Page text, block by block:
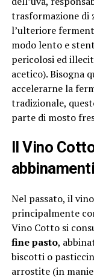
trasformazione di
l’ulteriore
modo lento e
pericolosi ed
acetico). Bisogna
accelerarne la
tradizionale,
parte di mosto
Il Vino
Nel passato, il
principalmente
Vino Cotto si
fine pasto,
biscotti o
arrostite (in